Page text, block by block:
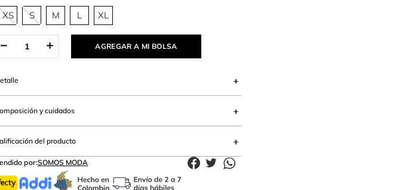
XS S M L XL
AGREGAR A MI BOLSA
y cuidados
del producto
por:SOMOS MODA